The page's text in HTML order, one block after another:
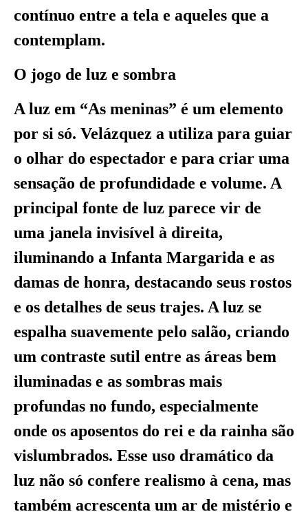
contínuo entre a tela e aqueles que a
contemplam.
O jogo de luz e sombra
A luz em “As meninas” é um elemento
por si só. Velázquez a utiliza para guiar
o olhar do espectador e para criar uma
sensação de profundidade e volume. A
principal fonte de luz parece vir de
uma janela invisível à direita,
iluminando a Infanta Margarida e as
damas de honra, destacando seus rostos
e os detalhes de seus trajes. A luz se
espalha suavemente pelo salão, criando
um contraste sutil entre as áreas bem
iluminadas e as sombras mais
profundas no fundo, especialmente
onde os aposentos do rei e da rainha são
vislumbrados. Esse uso dramático da
luz não só confere realismo à cena, mas
também acrescenta um ar de mistério e